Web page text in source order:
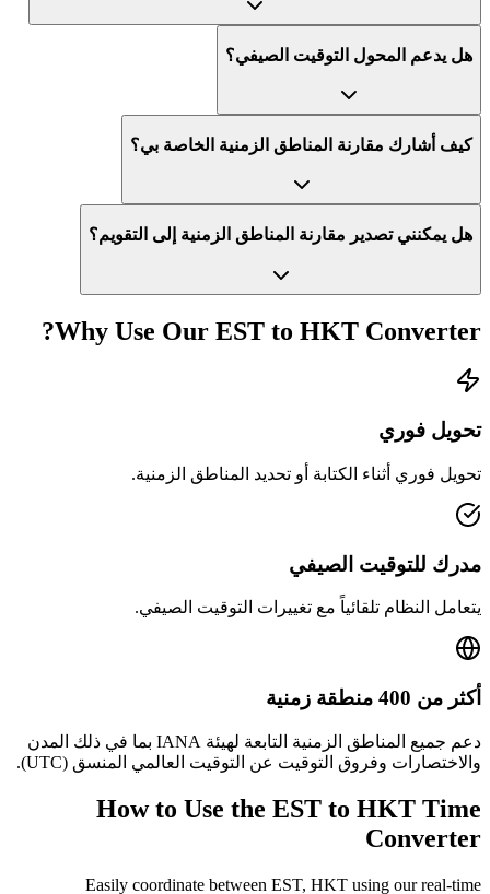
هل يدعم المحول التوقيت الصيفي؟
كيف أشارك مقارنة المناطق الزمنية الخاصة بي؟
هل يمكنني تصدير مقارنة المناطق الزمنية إلى التقويم؟
Why Use Our EST to HKT Converter?
تحويل فوري
تحويل فوري أثناء الكتابة أو تحديد المناطق الزمنية.
مدرك للتوقيت الصيفي
يتعامل النظام تلقائياً مع تغييرات التوقيت الصيفي.
أكثر من 400 منطقة زمنية
دعم جميع المناطق الزمنية التابعة لهيئة IANA بما في ذلك المدن
والاختصارات وفروق التوقيت عن التوقيت العالمي المنسق (UTC).
How to Use the EST to HKT Time
Converter
Easily coordinate between EST, HKT using our real-time